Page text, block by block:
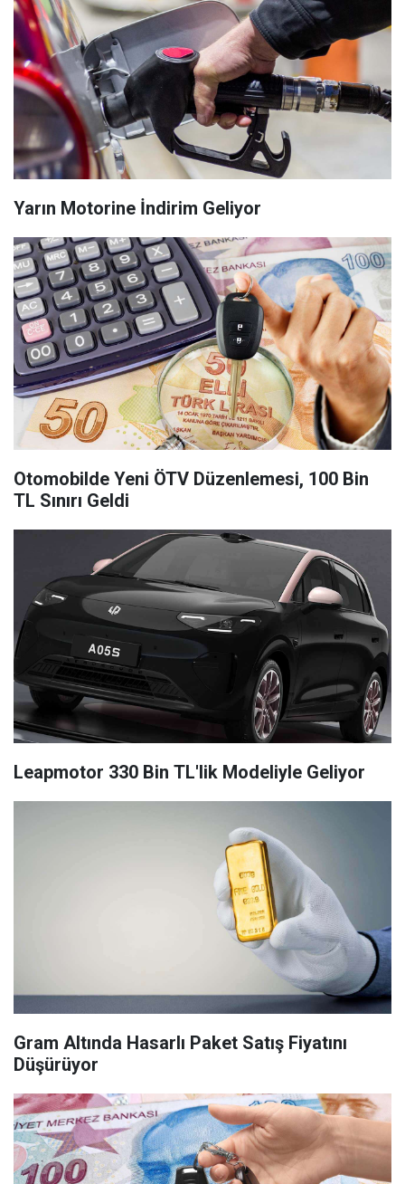
Yarın Motorine İndirim Geliyor
Otomobilde Yeni ÖTV Düzenlemesi, 100 Bin
TL Sınırı Geldi
Leapmotor 330 Bin TL'lik Modeliyle Geliyor
Gram Altında Hasarlı Paket Satış Fiyatını
Düşürüyor